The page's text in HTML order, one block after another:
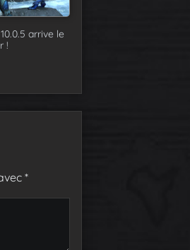
arrive le
!
*